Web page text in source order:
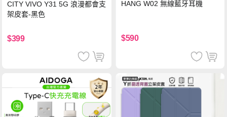
CITY VIVO Y31 5G 浪漫都會支
架皮套-黑色
$399
HANG W02 無線藍牙耳機
$590